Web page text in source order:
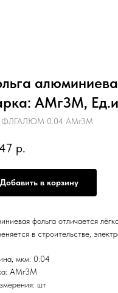
АМг3М,
ФЛГАЛЮМ 0.04 АМг3М
р.
Добавить в корзину
фольга отличается
в строительстве,
мкм: 0.04
АМг3М
шт